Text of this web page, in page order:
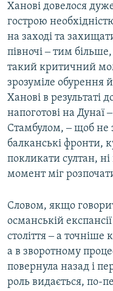
Ханові довелося
гострою
на заході та
півночі ‒ тим
такий критичний
зрозуміле обурення
Ханові в результаті
напоготові на Дунаї
Стамбулом, ‒ щоб не
балканські фронти,
покликати султан,
момент міг
Словом, якщо
османській
століття ‒ а точніше
а в зворотному
повернула назад і
роль видається, по-